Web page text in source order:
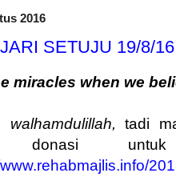
2016
SETUJU 19/8/16
miracles when we
walhamdulillah,tadi
donasi